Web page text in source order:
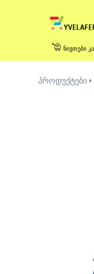
ნივთები
პროდუქტები